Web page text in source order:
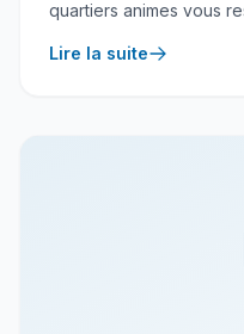
quartiers animes vous
Lire la suite